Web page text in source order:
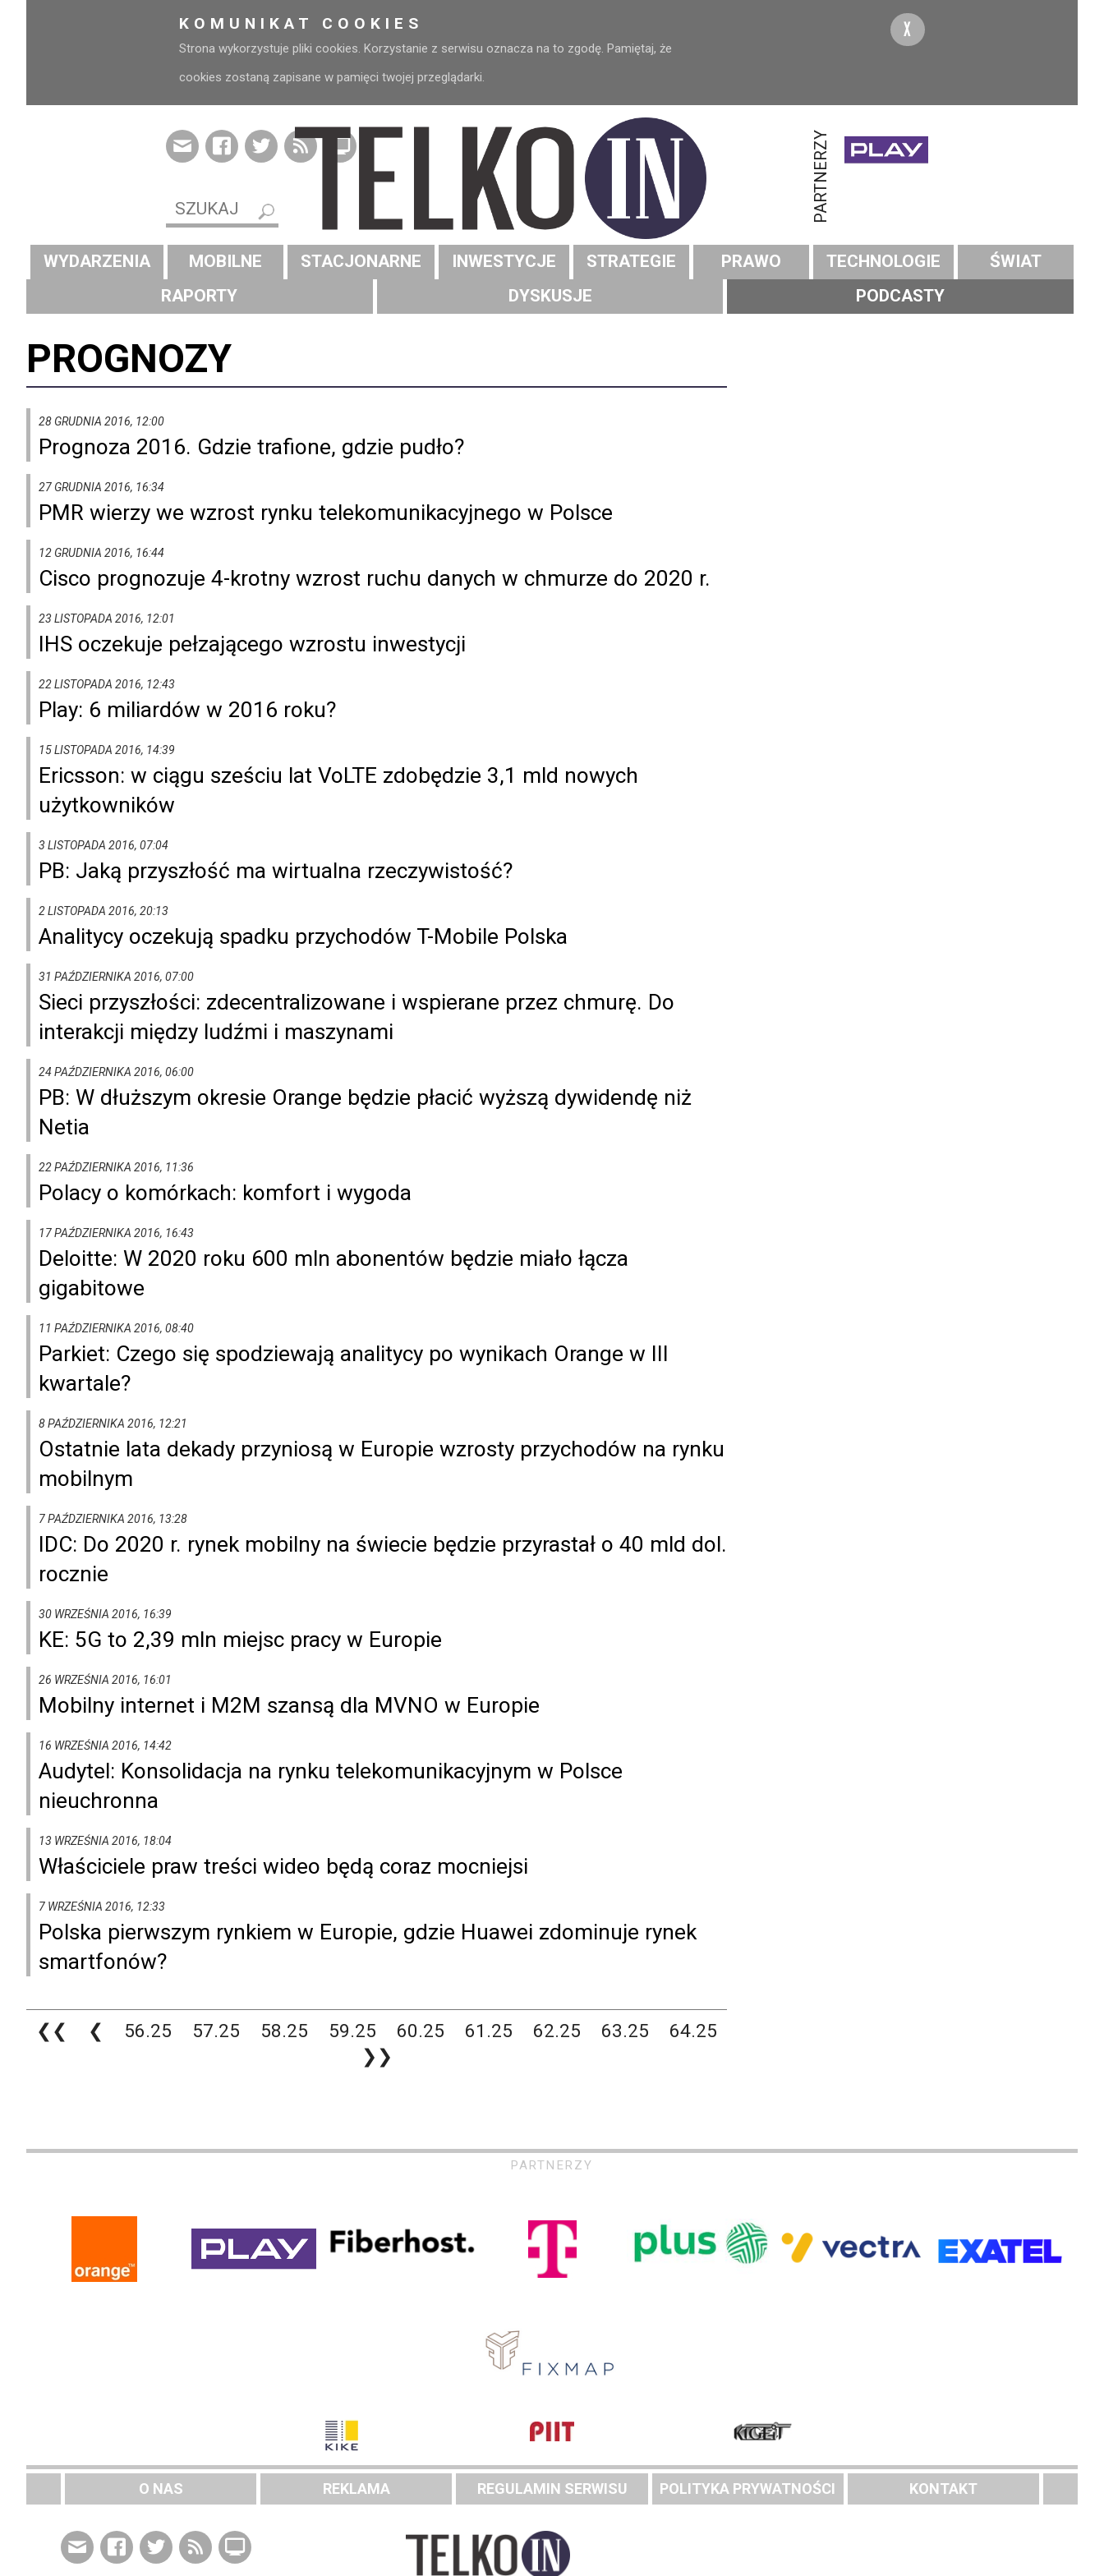
KOMUNIKAT COOKIES
Strona wykorzystuje pliki cookies. Korzystanie z serwisu oznacza na to zgodę. Pamiętaj, że
cookies zostaną zapisane w pamięci twojej przeglądarki.
X
PARTNERZY
WYDARZENIA MOBILNE STACJONARNE INWESTYCJE STRATEGIE PRAWO TECHNOLOGIE
ŚWIAT
RAPORTY
DYSKUSJE PODCASTY
PROGNOZY
28 GRUDNIA 2016, 12:00
Prognoza 2016. Gdzie trafione, gdzie pudło?
27 GRUDNIA 2016, 16:34
PMR wierzy we wzrost rynku telekomunikacyjnego w Polsce
12 GRUDNIA 2016, 16:44
Cisco prognozuje 4-krotny wzrost ruchu danych w chmurze do 2020 r.
23 LISTOPADA 2016, 12:01
IHS oczekuje pełzającego wzrostu inwestycji
22 LISTOPADA 2016, 12:43
Play: 6 miliardów w 2016 roku?
15 LISTOPADA 2016, 14:39
Ericsson: w ciągu sześciu lat VoLTE zdobędzie 3,1 mld nowych
użytkowników
3 LISTOPADA 2016, 07:04
PB: Jaką przyszłość ma wirtualna rzeczywistość?
2 LISTOPADA 2016, 20:13
Analitycy oczekują spadku przychodów T-Mobile Polska
31 PAŹDZIERNIKA 2016, 07:00
Sieci przyszłości: zdecentralizowane i wspierane przez chmurę. Do
interakcji między ludźmi i maszynami
24 PAŹDZIERNIKA 2016, 06:00
PB: W dłuższym okresie Orange będzie płacić wyższą dywidendę niż
Netia
22 PAŹDZIERNIKA 2016, 11:36
Polacy o komórkach: komfort i wygoda
17 PAŹDZIERNIKA 2016, 16:43
Deloitte: W 2020 roku 600 mln abonentów będzie miało łącza
gigabitowe
11 PAŹDZIERNIKA 2016, 08:40
Parkiet: Czego się spodziewają analitycy po wynikach Orange w III
kwartale?
8 PAŹDZIERNIKA 2016, 12:21
Ostatnie lata dekady przyniosą w Europie wzrosty przychodów na rynku
mobilnym
7 PAŹDZIERNIKA 2016, 13:28
IDC: Do 2020 r. rynek mobilny na świecie będzie przyrastał o 40 mld dol.
rocznie
30 WRZEŚNIA 2016, 16:39
KE: 5G to 2,39 mln miejsc pracy w Europie
26 WRZEŚNIA 2016, 16:01
Mobilny internet i M2M szansą dla MVNO w Europie
16 WRZEŚNIA 2016, 14:42
Audytel: Konsolidacja na rynku telekomunikacyjnym w Polsce
nieuchronna
13 WRZEŚNIA 2016, 18:04
Właściciele praw treści wideo będą coraz mocniejsi
7 WRZEŚNIA 2016, 12:33
Polska pierwszym rynkiem w Europie, gdzie Huawei zdominuje rynek
smartfonów?
❮❮ ❮ 56.25 57.25 58.25 59.25 60.25 61.25 62.25 63.25
64.25
❯❯
PARTNERZY
O NAS REKLAMA REGULAMIN SERWISU POLITYKA PRYWATNOŚCI KONTAKT